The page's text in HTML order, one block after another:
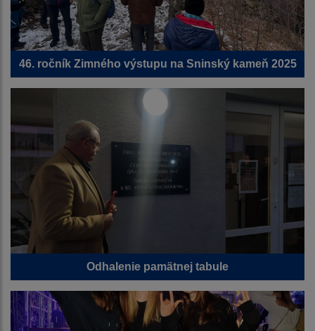
46. ročník Zimného výstupu na Sninský kameň 2025
Odhalenie pamätnej tabule